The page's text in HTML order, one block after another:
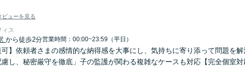
ビューを見る
ィス
から徒歩2分営業時間：00:00~23:59（平日）
可】依頼者さまの感情的な納得感を大事にし、気持ちに寄り添って問題を
慮し、秘密厳守を徹底」子の監護が関わる複雑なケースも対応【完全個室